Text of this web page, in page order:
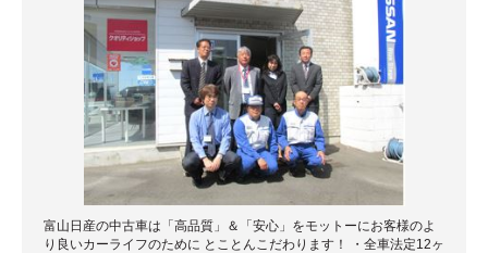
富山日産の中古車は「高品質」＆「安心」をモットーにお客様のよ
り良いカーライフのために とことんこだわります！ ・全車法定12ヶ